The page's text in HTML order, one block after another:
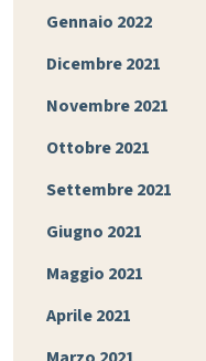
Gennaio 2022
Dicembre 2021
Novembre 2021
Ottobre 2021
Settembre 2021
Giugno 2021
Maggio 2021
Aprile 2021